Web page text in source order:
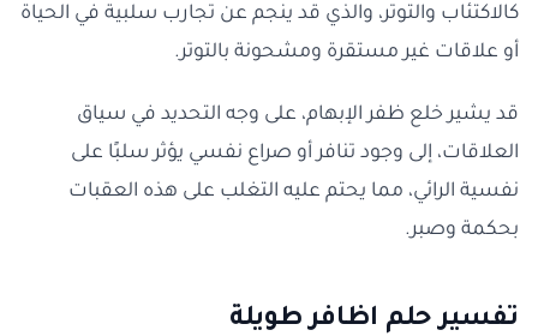
كالاكتئاب والتوتر، والذي قد ينجم عن تجارب سلبية في الحياة
أو علاقات غير مستقرة ومشحونة بالتوتر.
قد يشير خلع ظفر الإبهام، على وجه التحديد في سياق
العلاقات، إلى وجود تنافر أو صراع نفسي يؤثر سلبًا على
نفسية الرائي، مما يحتم عليه التغلب على هذه العقبات
بحكمة وصبر.
تفسير حلم اظافر طويلة